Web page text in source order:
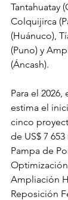
Tantahuatay
Colquijirca
(Huánuco),
(Puno) y
(Áncash).
Para el
estima el
cinco
de US$ 7
Pampa de
Ampliación
Reposición